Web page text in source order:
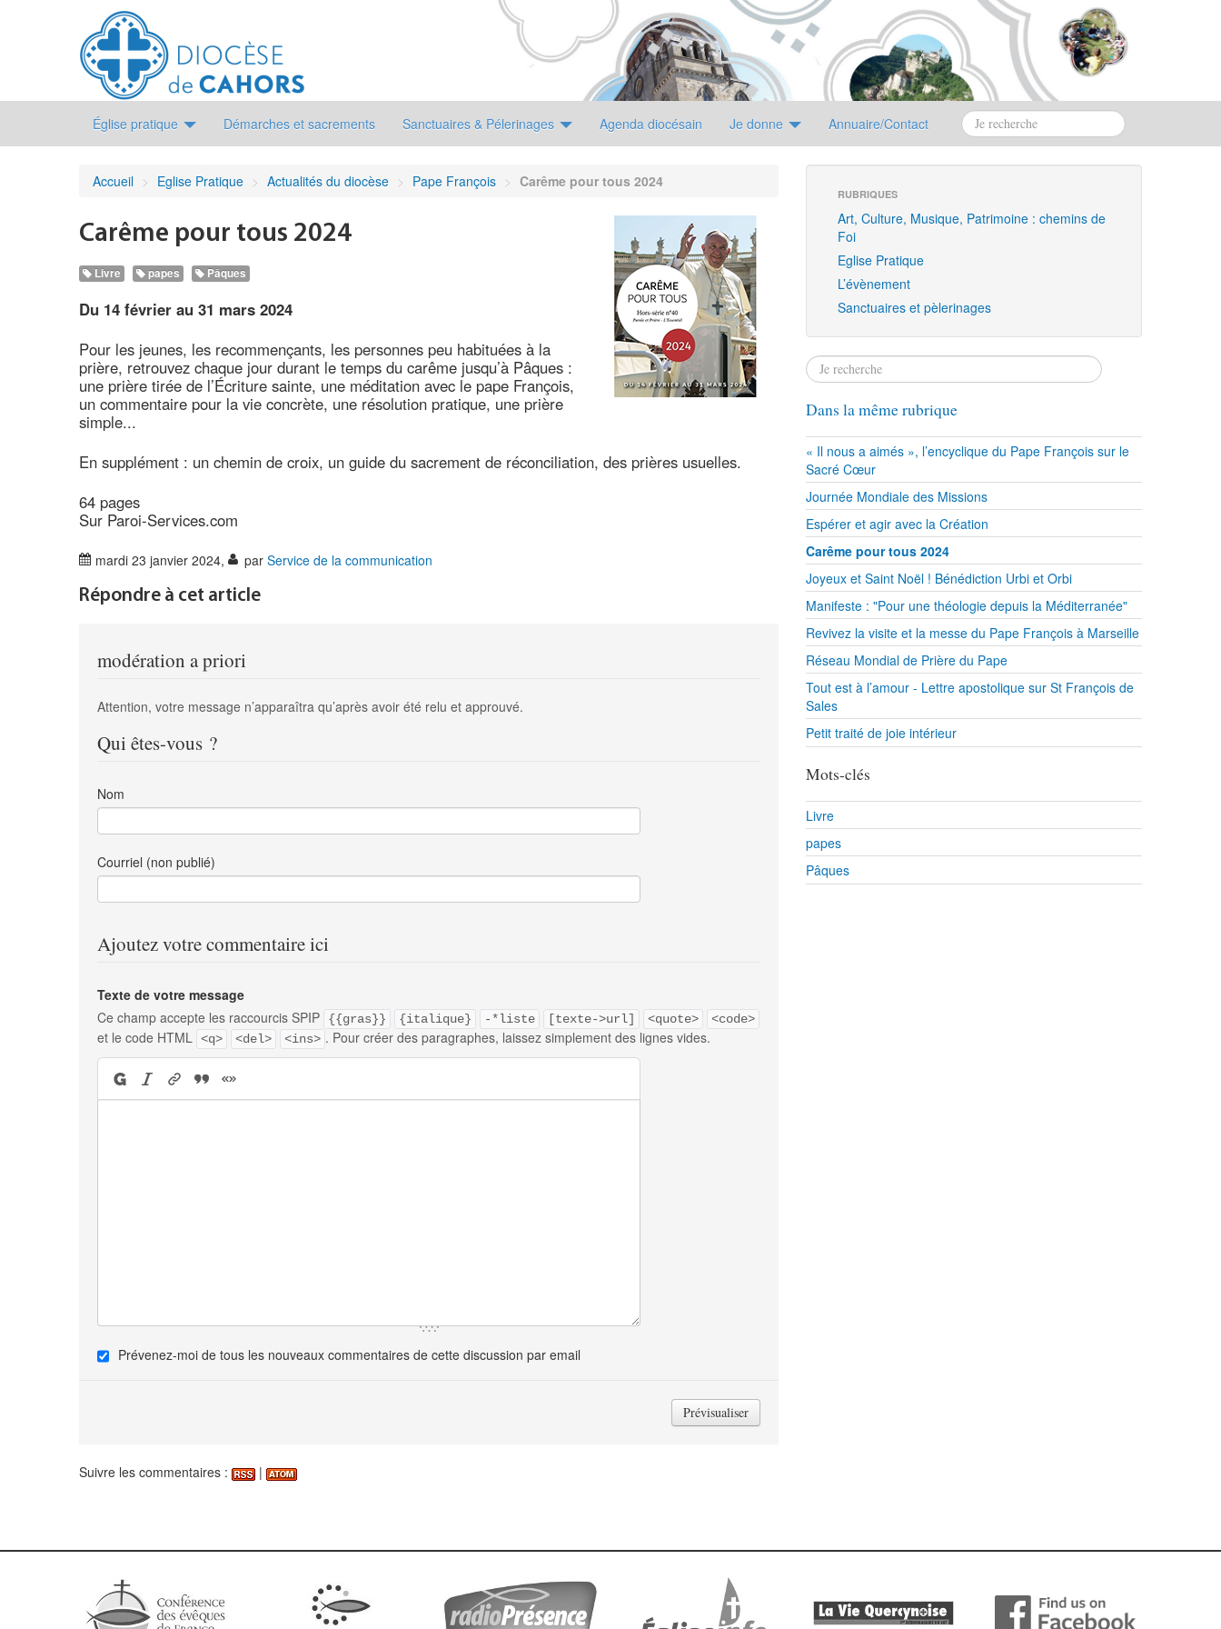
Église pratique Démarches et sacrements Sanctuaires & Pélerinages Agenda diocésain Je donne Annuaire/Contact
Accueil > Eglise Pratique > Actualités du diocèse > Pape François > Carême pour tous 2024
Carême pour tous 2024
Livre papes Pâques
Du 14 février au 31 mars 2024
Pour les jeunes, les recommençants, les personnes peu habituées à la
prière, retrouvez chaque jour durant le temps du carême jusqu’à Pâques :
une prière tirée de l’Écriture sainte, une méditation avec le pape François,
un commentaire pour la vie concrète, une résolution pratique, une prière
simple...
En supplément : un chemin de croix, un guide du sacrement de réconciliation, des prières usuelles.
64 pages
Sur Paroi-Services.com
mardi 23 janvier 2024, par Service de la communication
Répondre à cet article
modération a priori
Attention, votre message n’apparaîtra qu’après avoir été relu et approuvé.
Qui êtes-vous ?
Nom
Courriel (non publié)
Ajoutez votre commentaire ici
Texte de votre message
Ce champ accepte les raccourcis SPIP
{{gras}} {italique} -*liste [texte->url] <quote> <code>
et le code HTML <q> <del> <ins> . Pour créer des paragraphes, laissez simplement des lignes vides.
Prévenez-moi de tous les nouveaux commentaires de cette discussion par email
Suivre les commentaires : |
RUBRIQUES
Art, Culture, Musique, Patrimoine : chemins de
Foi
Eglise Pratique
L’évènement
Sanctuaires et pèlerinages
Dans la même rubrique
« Il nous a aimés », l’encyclique du Pape François sur le
Sacré Cœur
Journée Mondiale des Missions
Espérer et agir avec la Création
Carême pour tous 2024
Joyeux et Saint Noël ! Bénédiction Urbi et Orbi
Manifeste : "Pour une théologie depuis la Méditerranée"
Revivez la visite et la messe du Pape François à Marseille
Réseau Mondial de Prière du Pape
Tout est à l’amour - Lettre apostolique sur St François de
Sales
Petit traité de joie intérieur
Mots-clés
Livre
papes
Pâques